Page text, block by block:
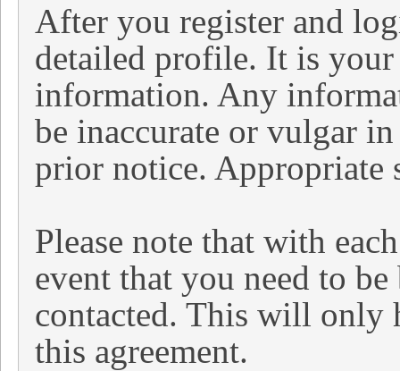
After you register and
detailed profile. It is your
information. Any
be inaccurate or vulgar
prior notice. Appropriate
Please note that with
event that you need to
contacted. This will only
this agreement.